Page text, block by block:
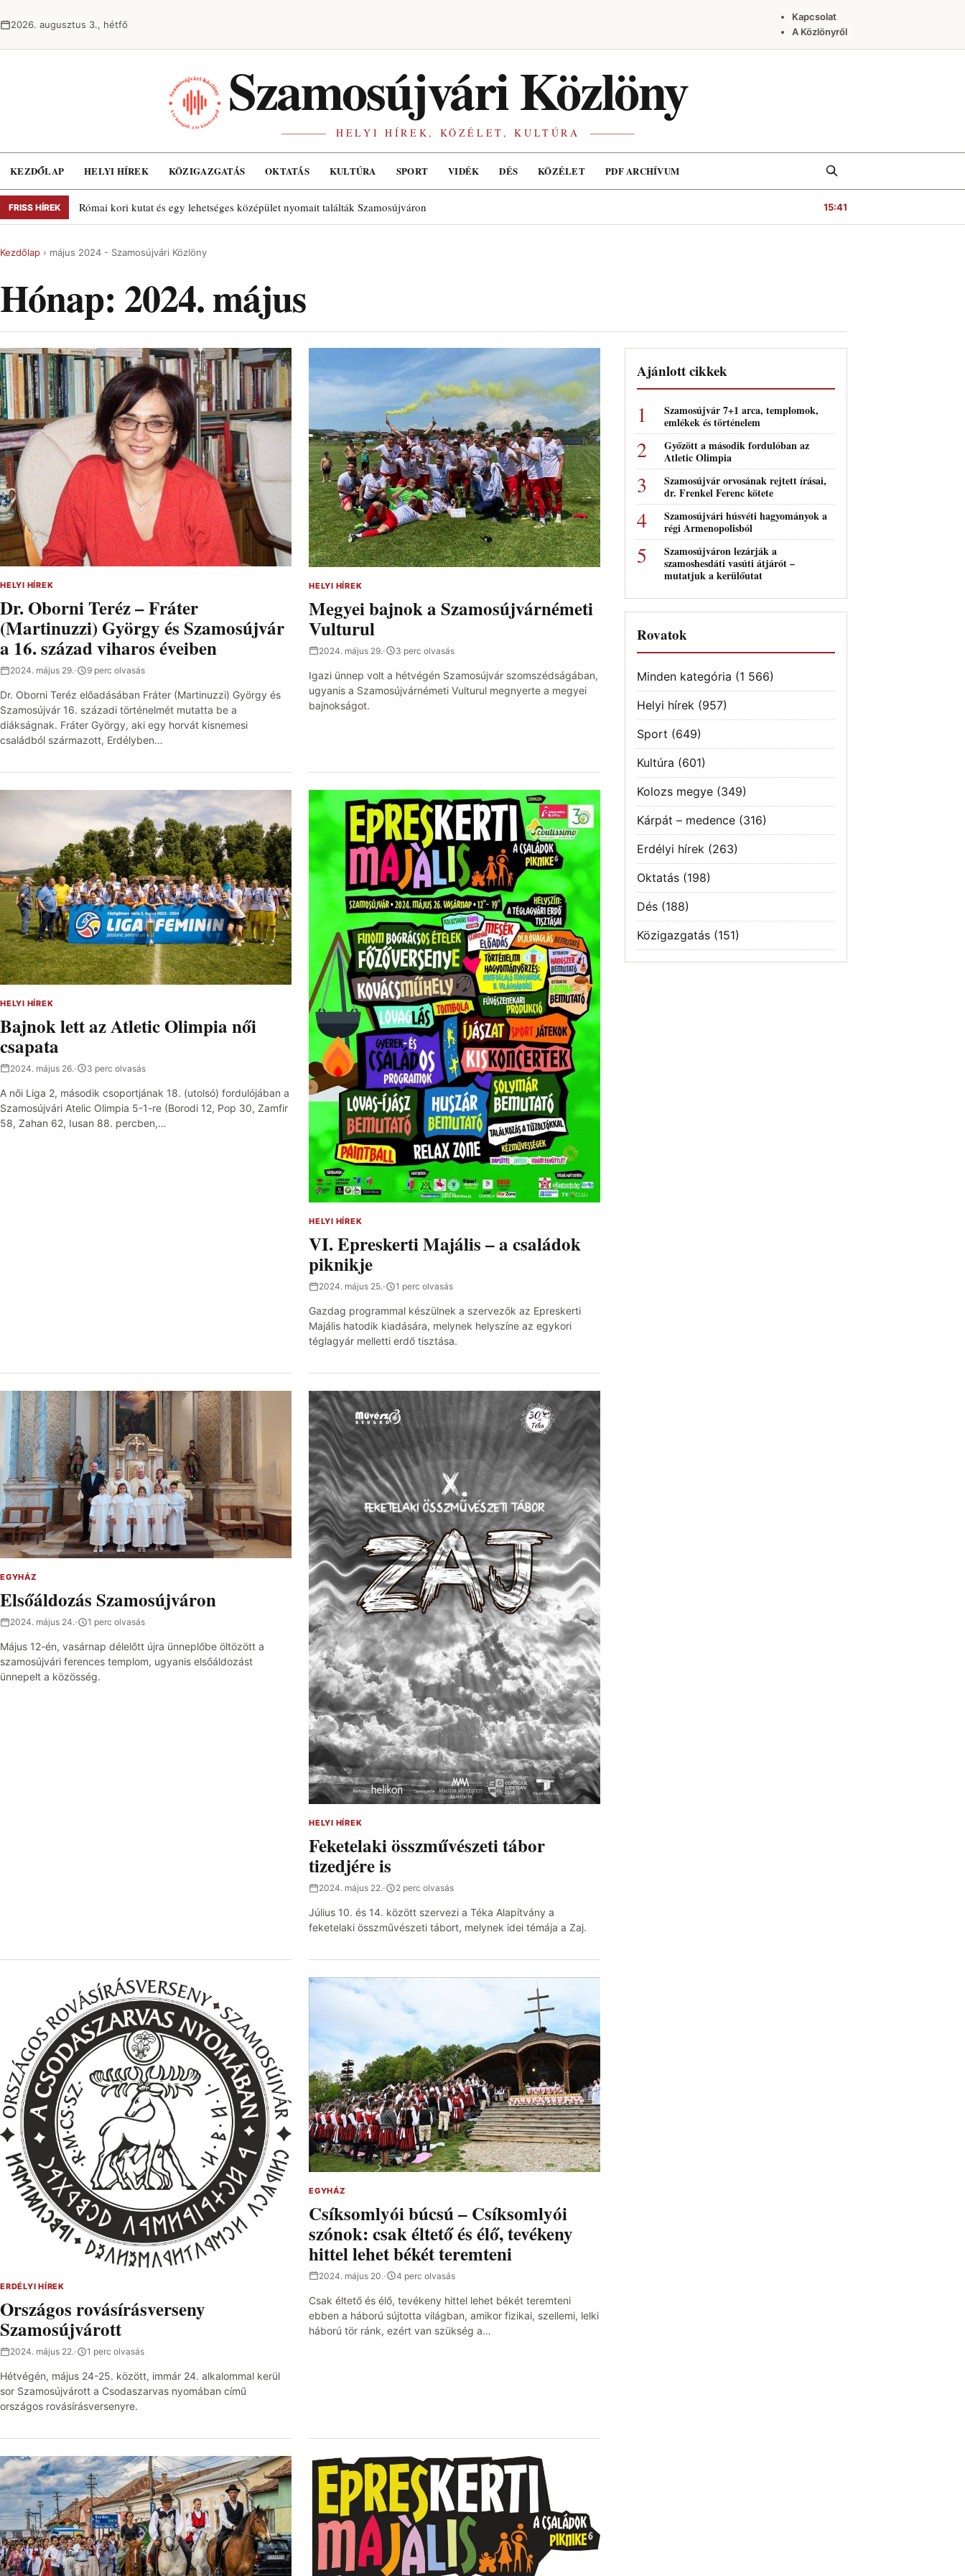
2026. augusztus 3., hétfő
Kapcsolat
A Közlönyről
Szamosújvári Közlöny
HELYI HÍREK, KÖZÉLET, KULTÚRA
KEZDŐLAP HELYI HÍREK KÖZIGAZGATÁS OKTATÁS KULTÚRA SPORT VIDÉK DÉS KÖZÉLET PDF ARCHÍVUM Keresés
FRISS HÍREK Római kori kutat és egy lehetséges középület nyomait találták Szamosújváron 15:41
Kezdőlap › május 2024 - Szamosújvári Közlöny
Hónap:2024. május
HELYI HÍREK
Dr. Oborni Teréz – Fráter
(Martinuzzi) György és Szamosújvár
a 16. század viharos éveiben
2024. május 29.· 9 perc olvasás
Dr. Oborni Teréz előadásában Fráter (Martinuzzi) György és
Szamosújvár 16. századi történelmét mutatta be a
diákságnak. Fráter György, aki egy horvát kisnemesi
családból származott, Erdélyben…
HELYI HÍREK
Megyei bajnok a Szamosújvárnémeti
Vulturul
2024. május 29.· 3 perc olvasás
Igazi ünnep volt a hétvégén Szamosújvár szomszédságában,
ugyanis a Szamosújvárnémeti Vulturul megnyerte a megyei
bajnokságot.
HELYI HÍREK
Bajnok lett az Atletic Olimpia női
csapata
2024. május 26.· 3 perc olvasás
A női Liga 2, második csoportjának 18. (utolsó) fordulójában a
Szamosújvári Atelic Olimpia 5-1-re (Borodi 12, Pop 30, Zamfir
58, Zahan 62, Iusan 88. percben,…
HELYI HÍREK
VI. Epreskerti Majális – a családok
piknikje
2024. május 25.· 1 perc olvasás
Gazdag programmal készülnek a szervezők az Epreskerti
Majális hatodik kiadására, melynek helyszíne az egykori
téglagyár melletti erdő tisztása.
EGYHÁZ
Elsőáldozás Szamosújváron
2024. május 24.· 1 perc olvasás
Május 12-én, vasárnap délelőtt újra ünneplőbe öltözött a
szamosújvári ferences templom, ugyanis elsőáldozást
ünnepelt a közösség.
HELYI HÍREK
Feketelaki összművészeti tábor
tizedjére is
2024. május 22.· 2 perc olvasás
Július 10. és 14. között szervezi a Téka Alapítvány a
feketelaki összművészeti tábort, melynek idei témája a Zaj.
ERDÉLYI HÍREK
Országos rovásírásverseny
Szamosújvárott
2024. május 22.· 1 perc olvasás
Hétvégén, május 24-25. között, immár 24. alkalommal kerül
sor Szamosújvárott a Csodaszarvas nyomában című
országos rovásírásversenyre.
EGYHÁZ
Csíksomlyói búcsú – Csíksomlyói
szónok: csak éltető és élő, tevékeny
hittel lehet békét teremteni
2024. május 20.· 4 perc olvasás
Csak éltető és élő, tevékeny hittel lehet békét teremteni
ebben a háború sújtotta világban, amikor fizikai, szellemi, lelki
háború tör ránk, ezért van szükség a…
Ajánlott cikkek
Szamosújvár 7+1 arca, templomok,
emlékek és történelem
Győzött a második fordulóban az
Atletic Olimpia
Szamosújvár orvosának rejtett írásai,
dr. Frenkel Ferenc kötete
Szamosújvári húsvéti hagyományok a
régi Armenopolisból
Szamosújváron lezárják a
szamoshesdáti vasúti átjárót –
mutatjuk a kerülőutat
Rovatok
Minden kategória (1 566)
Helyi hírek (957)
Sport (649)
Kultúra (601)
Kolozs megye (349)
Kárpát – medence (316)
Erdélyi hírek (263)
Oktatás (198)
Dés (188)
Közigazgatás (151)